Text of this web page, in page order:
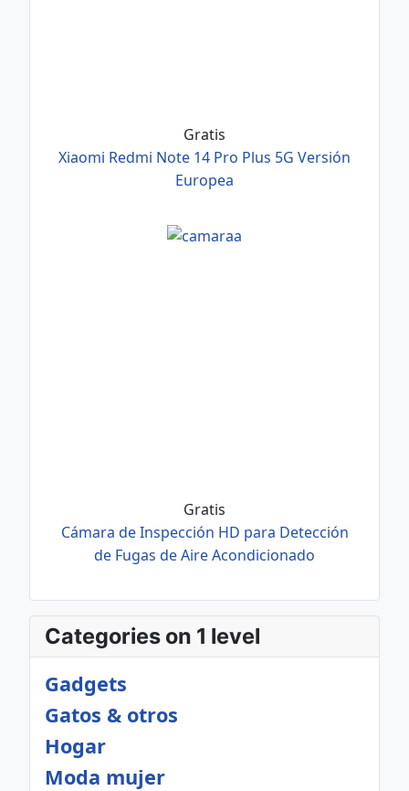
Gratis
Xiaomi Redmi Note 14 Pro Plus 5G Versión
Europea
Gratis
Cámara de Inspección HD para Detección
de Fugas de Aire Acondicionado
Categories on 1 level
Gadgets
Gatos & otros
Hogar
Moda mujer